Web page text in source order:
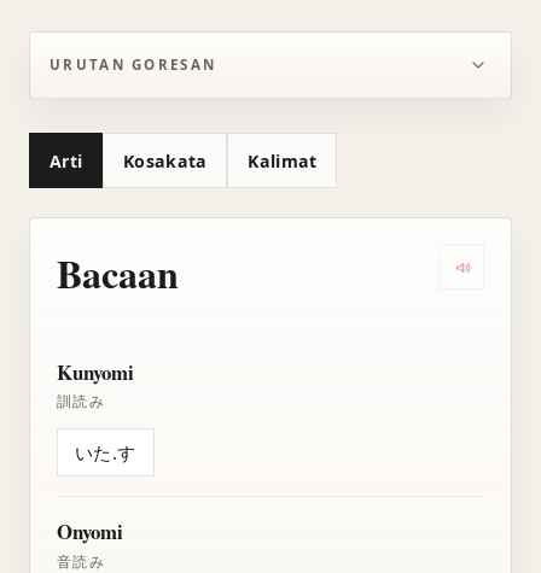
URUTAN GORESAN
Arti Kosakata Kalimat
Bacaan
Kunyomi
訓読み
いた.す
Onyomi
音読み